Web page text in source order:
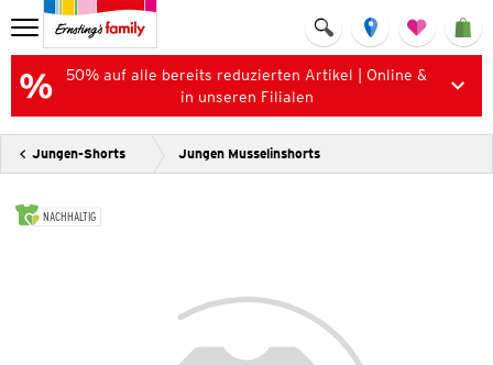
50% auf alle bereits reduzierten Artikel | Online &
in unseren Filialen
Jungen-Shorts Jungen Musselinshorts
NACHHALTIG